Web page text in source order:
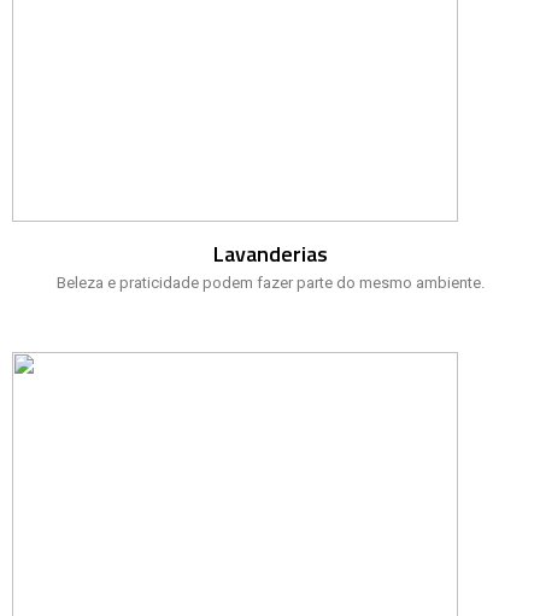
Lavanderias
Beleza e praticidade podem fazer parte do mesmo ambiente.